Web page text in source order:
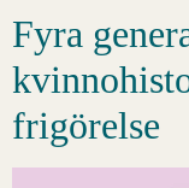
Fyra
frigörelse